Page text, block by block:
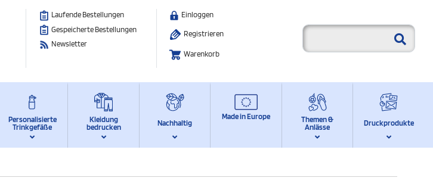
Laufende Bestellungen
Gespeicherte Bestellungen
Newsletter
Einloggen
Registrieren
Warenkorb
Personalisierte
Trinkgefäße
Kleidung
bedrucken
Nachhaltig
Made in Europe
Themen &
Anlässe
Druckprodukte